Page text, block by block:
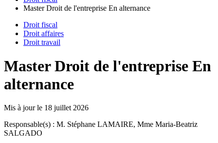
Master Droit de l'entreprise En alternance
Droit fiscal
Droit affaires
Droit travail
Master Droit de l'entreprise En
alternance
Mis à jour le 18 juillet 2026
Responsable(s) : M. Stéphane LAMAIRE, Mme Maria-Beatriz
SALGADO